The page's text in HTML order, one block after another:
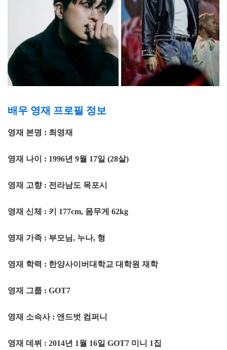
배우 영재 프로필 정보
영재 본명 : 최영재
영재 나이 : 1996년 9월 17일 (28살)
영재 고향 : 전라남도 목포시
영재 신체 : 키 177cm, 몸무게 62kg
영재 가족 : 부모님, 누나, 형
영재 학력 : 한양사이버대학교 대학원 재학
영재 그룹 : GOT7
영재 소속사 : 앤드벗 컴퍼니
영재 데뷔 : 2014년 1월 16일 GOT7 미니 1집